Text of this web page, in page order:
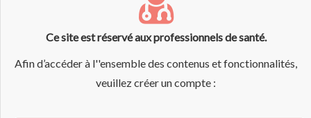
Ce site est réservé aux professionnels de santé.
Afin d’accéder à l''ensemble des contenus et fonctionnalités,
veuillez créer un compte :